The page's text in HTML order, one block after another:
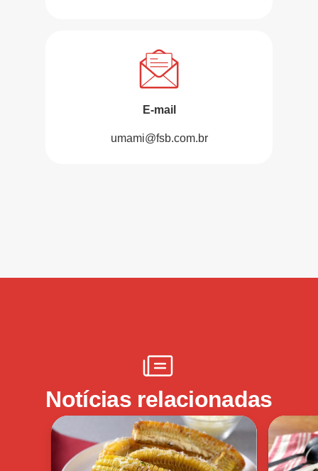
E-mail
umami@fsb.com.br
Notícias relacionadas